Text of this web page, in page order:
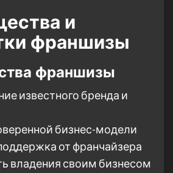
и
франшизы
франшизы
известного бренда и
бизнес-модели
от франчайзера
владения своим бизнесом